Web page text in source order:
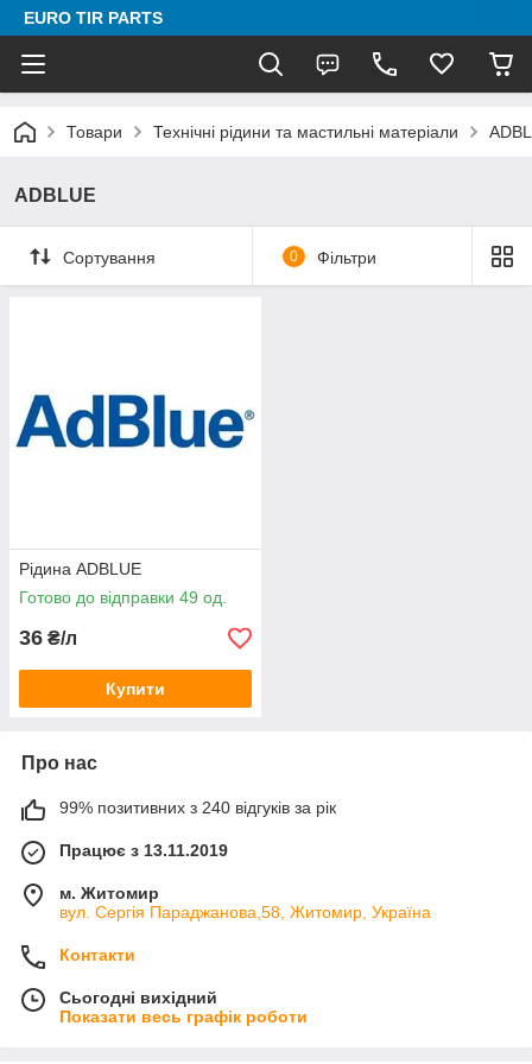
EURO TIR PARTS
Товари Технічні рідини та мастильні матеріали
ADBLUE
Сортування 0 Фільтри
Рідина ADBLUE
Готово до відправки 49 од.
36 ₴/л
Купити
Про нас
99% позитивних з 240 відгуків за рік
Працює з 13.11.2019
м. Житомир
вул. Сергія Параджанова,58, Житомир, Україна
Контакти
Сьогодні вихідний
Показати весь графік роботи